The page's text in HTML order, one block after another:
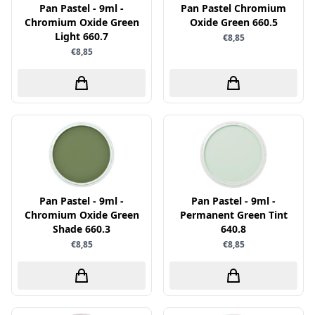
Canvas
Die Cuts
Pan Pastel
Potloden
Workshop
Hobbydots
HobbyFun
Hobbyzine
Jalekro
Jeanines Art
JeJe
Joy & Noor
Juffrouw Muis
Lapland knipvel
Lavinia
Lawn Fawn
Lisa Horton - Crafts
schudmateriaal
Scrappapier
Shiny details
Specialties
Stickers
Tekst, letters & cijfers
Tijdschrift
Tools
Pan Pastel - 9ml -
Chromium Oxide Green
Light 660.7
€8,85
Pan Pastel Chromium
Oxide Green 660.5
€8,85
Pan Pastel - 9ml -
Chromium Oxide Green
Shade 660.3
€8,85
Pan Pastel - 9ml -
Permanent Green Tint
640.8
€8,85